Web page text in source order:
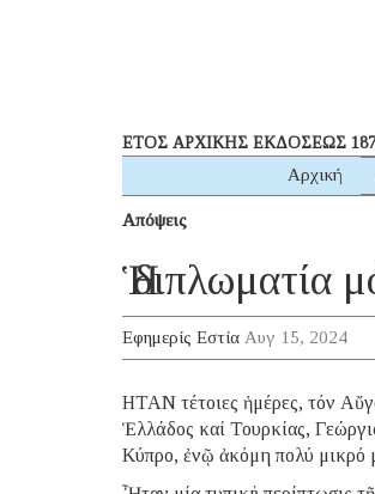
ΕΤΟΣ ΑΡΧΙΚΗΣ ΕΚΔΟΣΕΩΣ
Αρχική
Απόψεις
Ἡ διπλωματία
Εφημερίς Εστία Αυγ 15, 2024
ΗΤΑΝ τέτοιες ἡμέρες, τόν
Ἑλλάδος καί Τουρκίας,
Κύπρο, ἐνῷ ἀκόμη πολύ μικρό